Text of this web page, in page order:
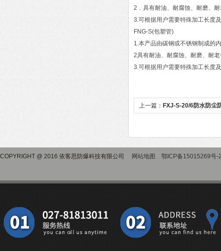
2．具有耐油、耐腐蚀、耐磨、
3.可根据用户需要特殊加工长度
FNG-S(包塑管)
1.本产品由碳钢或不锈钢制成的
2具有耐油、耐腐蚀、耐磨、耐
3.可根据用户需要特殊加工长度
上一篇： FXJ-S-20/6防水防尘
COPYRIGHT @ 2016 依客思防爆科技有限公司 网站地图 鄂ICP备15015269号-